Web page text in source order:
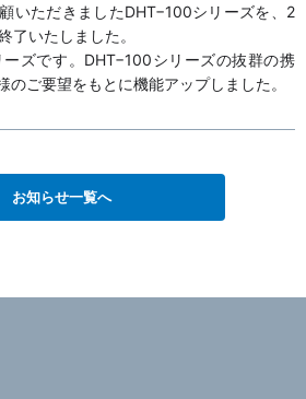
いただきましたDHT−100シリーズを、2
了いたしました。
ズです。DHT−100シリーズの抜群の携
のご要望をもとに機能アップしました。
お知らせ一覧へ